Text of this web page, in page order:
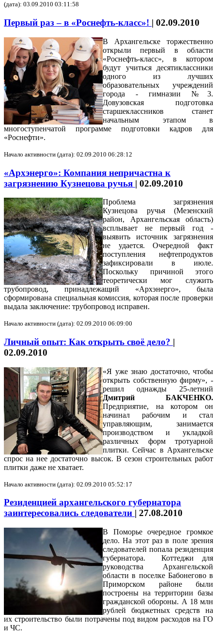
(дата): 03.09.2010 03:11:58
Первый раз – в «Роснефть-класс»! | 02.09.2010
В Архангельске торжественно
открыли первый в области
«Роснефть-класс», в котором
будут учиться десятиклассники
одного из лучших
образовательных учреждений
города - гимназии №3.
Довузовская подготовка
старшеклассников станет
начальным этапом в
многоступенчатой программе подготовки кадров для
«Роснефти».
Начало активности (дата): 02.09.2010 06:28:12
«Архэнерго»: Компания непричастна к
загрязнению Кузнецова ручья | 02.09.2010
Проблема загрязнения
Кузнецова ручья (Мезенский
район, Архангельская область)
всплывает не первый год -
выявить источник загрязнения
не удается. Очередной факт
поступления нефтепродуктов
зафиксировали в июле.
Поскольку причиной этого
теоретически мог служить
трубопровод, принадлежащий «Архэнерго», была
сформирована специальная комиссия, которая после проверки
выдала заключение: трубопровод исправен.
Начало активности (дата): 02.09.2010 06:09:00
Личный опыт: Как открыть своё дело? |
02.09.2010
«Я уже знаю достаточно, чтобы
открыть собственную фирму», -
решил однажды 25-летний
Дмитрий БАКЧЕНКО.
Предприятие, на котором он
начинал рабочим и стал
управляющим, занимается
производством и укладкой
различных форм тротуарной
плитки. Сейчас в Архангельске
спрос на нее достаточно высок. В сезон строительных работ
плитки даже не хватает.
Начало активности (дата): 02.09.2010 05:52:17
Резиденцией архангельского губернатора
заинтересовались следователи | 27.08.2010
В Поморье очередное громкое
дело. На этот раз в поле зрения
следователей попала резиденция
губернатора. Коттеджи для
руководства Архангельской
области в поселке Бабонегово в
Приморском районе были
построены на территории базы
гражданской обороны. А 18 млн
рублей бюджетных средств на
их строительство были потрачены под видом расходов на ГО
и ЧС.